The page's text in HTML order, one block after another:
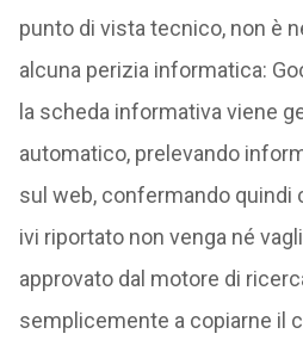
punto di vista tecnico, non è
alcuna perizia informatica:
la scheda informativa viene
automatico, prelevando
sul web, confermando quindi
ivi riportato non venga né
approvato dal motore di
semplicemente a copiarne il